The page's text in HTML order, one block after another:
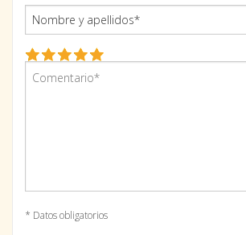
* Datos obligatorios